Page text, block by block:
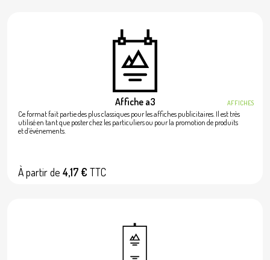
AFFICHES
Affiche a3
Ce format fait partie des plus classiques pour les affiches publicitaires. Il est très
utilisé en tant que poster chez les particuliers ou pour la promotion de produits
et d’événements.
À partir de 4,17 € TTC